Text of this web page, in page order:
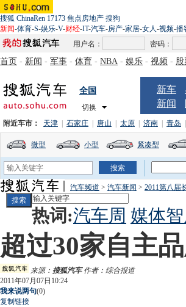
搜狐 ChinaRen 17173 焦点房地产 搜狗
新闻-体育-S-娱乐-V-财经-IT-汽车-房产-家居-女人-视频-播
用户名：
密码：
首页 - 新闻 - 军事 - 体育 - NBA - 娱乐 - 视频 - 股
全国
切换
新车
新闻
附近车市： 天津 石家庄 唐山 太原 济南 青岛
微型 小型 紧凑型
汽车频道 > 汽车新闻 > 2011第八届
热词:汽车周 媒体
超过30家自主
来源： 搜狐汽车作者：综合报道
2011年07月07日10:24
我来说两句(0)
复制链接